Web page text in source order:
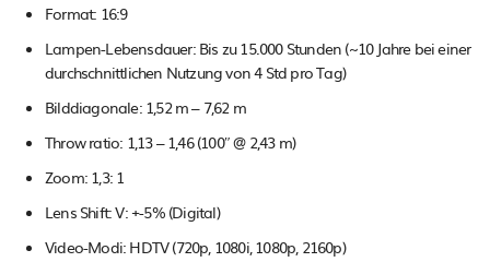
Format: 16:9
Lampen-Lebensdauer: Bis zu 15.000 Stunden (~10 Jahre bei einer
durchschnittlichen Nutzung von 4 Std pro Tag)
Bilddiagonale: 1,52 m – 7,62 m
Throw ratio: 1,13 – 1,46 (100″ @ 2,43 m)
Zoom: 1,3: 1
Lens Shift: V: +-5% (Digital)
Video-Modi: HDTV (720p, 1080i, 1080p, 2160p)